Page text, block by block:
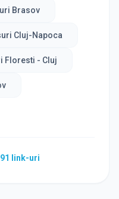
Brasov
Cluj-Napoca
Floresti - Cluj
91 link-uri